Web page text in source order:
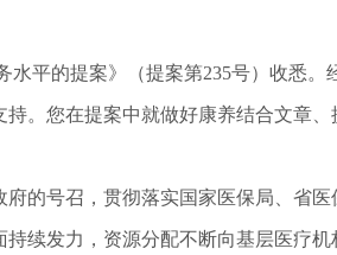
的提案》（提案第235号）收悉。
您在提案中就做好康养结合文章、
号召，贯彻落实国家医保局、省医
续发力，资源分配不断向基层医疗